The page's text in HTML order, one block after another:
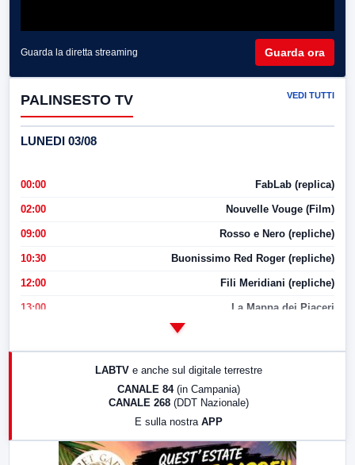
Guarda la diretta streaming Guarda ora
PALINSESTO TV VEDI TUTTI
LUNEDI 03/08
00:00 FabLab (replica)
02:00 Nouvelle Vouge (Film)
09:00 Rosso e Nero (repliche)
10:30 Buonissimo Red Roger (repliche)
12:00 Fili Meridiani (repliche)
13:00 La Mappa dei Piaceri
LabNews (replica)
LABTV e anche sul digitale terrestre
CANALE 84 (in Campania)
CANALE 268 (DDT Nazionale)
E sulla nostra APP